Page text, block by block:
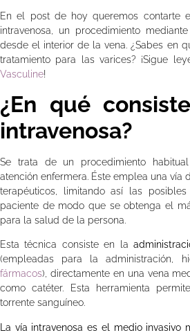
En el post de hoy queremos contarte
intravenosa, un procedimiento
desde el interior de la vena. ¿Sabes en
tratamiento para las varices? ¡Sigue
Vasculine!
¿En qué
intravenosa?
Se trata de un procedimiento
atención enfermera. Éste emplea una vía
terapéuticos, limitando así las
paciente de modo que se obtenga el
para la salud de la persona.
Esta técnica consiste en la
(empleadas para la administración,
fármacos), directamente en una vena
como catéter. Esta herramienta
torrente sanguíneo.
La vía intravenosa es el medio invasivo